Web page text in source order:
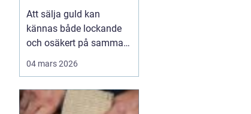
Att sälja guld kan
kännas både lockande
och osäkert på samma
eller smycken från ett
04 mars 2026